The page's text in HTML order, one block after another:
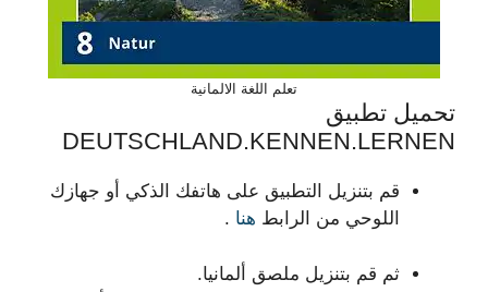
تعلم اللغة الالمانية
تحميل تطبيق
DEUTSCHLAND.KENNEN.LERNEN
قم بتنزيل التطبيق على هاتفك الذكي أو جهازك
اللوحي من الرابط هنا .
ثم قم بتنزيل ملصق ألمانيا.